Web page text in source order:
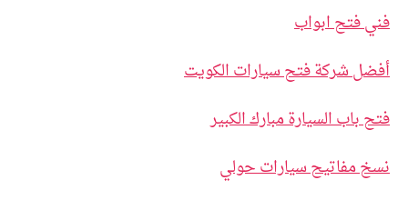
فني فتح ابواب
أفضل شركة فتح سيارات الكويت
فتح باب السيارة مبارك الكبير
نسخ مفاتيح سيارات حولي